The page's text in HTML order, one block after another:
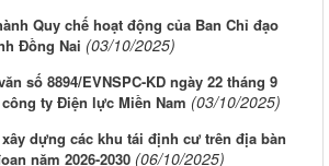
Quy chế hoạt động của Ban Chỉ đạo
Đồng Nai (03/10/2025)
số 8894/EVNSPC-KD ngày 22 tháng 9
ty Điện lực Miền Nam (03/10/2025)
dựng các khu tái định cư trên địa bàn
năm 2026-2030 (06/10/2025)